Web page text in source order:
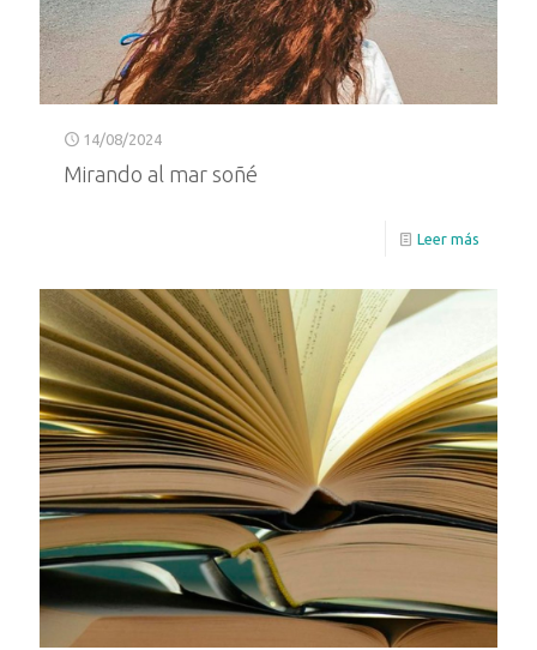
14/08/2024
Mirando al mar soñé
Leer más